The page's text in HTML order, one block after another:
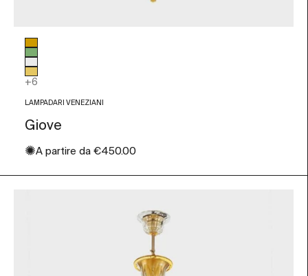
Colore vetro
Ambra
Verde
Trasparente
Foglia Oro
+6
LAMPADARI VENEZIANI
Giove
✺Prezzo scontato
A partire da €450.00